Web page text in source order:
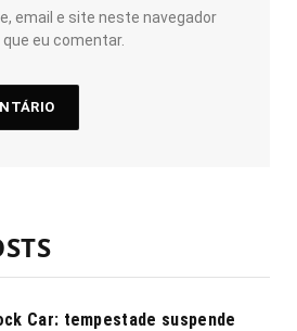
email e site neste navegador
eu comentar.
Car: tempestade suspende